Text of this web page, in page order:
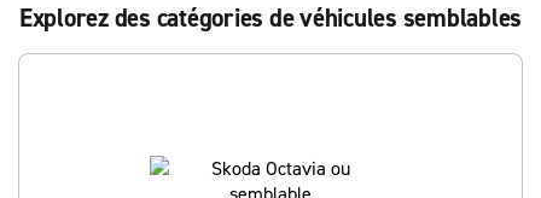
Explorez des catégories de véhicules semblables